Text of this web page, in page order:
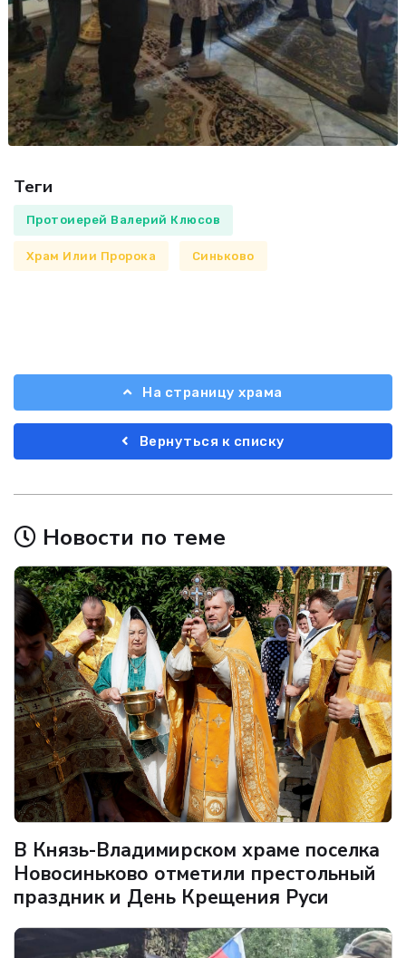
Теги
Протоиерей Валерий Клюсов
Храм Илии Пророка Синьково
На страницу храма
Вернуться к списку
Новости по теме
В Князь-Владимирском храме поселка
Новосиньково отметили престольный
праздник и День Крещения Руси